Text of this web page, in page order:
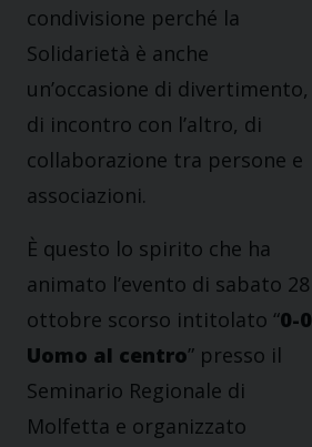
condivisione perché la
Solidarietà è anche
un’occasione di divertimento,
di incontro con l’altro, di
collaborazione tra persone e
associazioni.
È questo lo spirito che ha
animato l’evento di sabato 28
ottobre scorso intitolato “0-0
Uomo al centro” presso il
Seminario Regionale di
Molfetta e organizzato